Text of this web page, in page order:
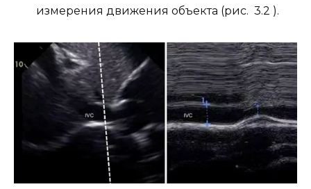
измерения движения объекта (рис. 3.2 ).